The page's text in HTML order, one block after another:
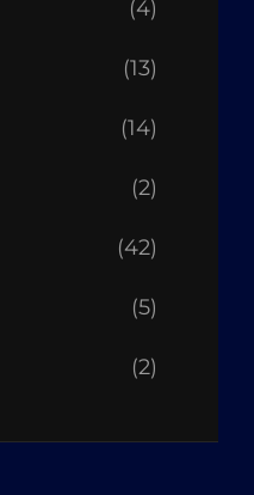
(4)
(13)
(14)
(2)
(42)
(5)
(2)